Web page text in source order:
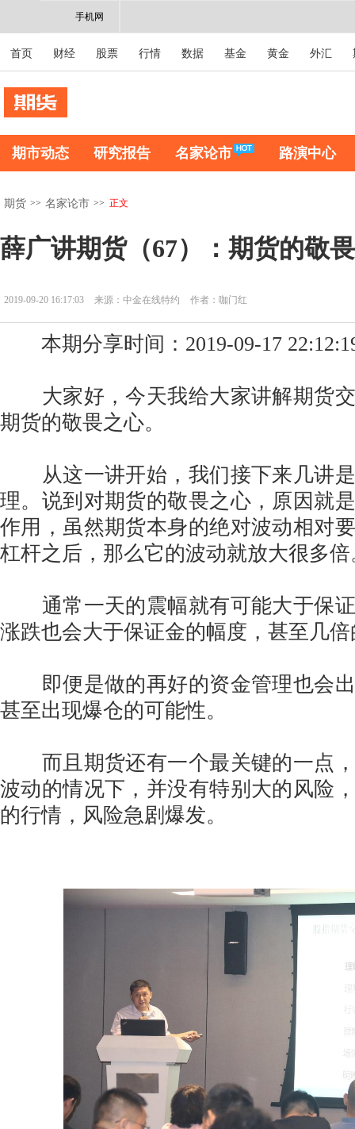
手机网
首页 财经 股票 行情 数据 基金 黄金 外汇
期市动态 研究报告 名家论市 路演中心
期货 >> 名家论市 >> 正文
薛广讲期货（67）：期货的敬
2019-09-20 16:17:03 来源：中金在线特约 作者：咖门红
本期分享时间：2019-09-17
大家好，今天我给大家讲解期货交
期货的敬畏之心。
从这一讲开始，我们接下来几讲是
理。说到对期货的敬畏之心，原因就
作用，虽然期货本身的绝对波动相对
杠杆之后，那么它的波动就放大很多倍
通常一天的震幅就有可能大于保证
涨跌也会大于保证金的幅度，甚至几
即便是做的再好的资金管理也会出
甚至出现爆仓的可能性。
而且期货还有一个最关键的一点，
波动的情况下，并没有特别大的风险
的行情，风险急剧爆发。